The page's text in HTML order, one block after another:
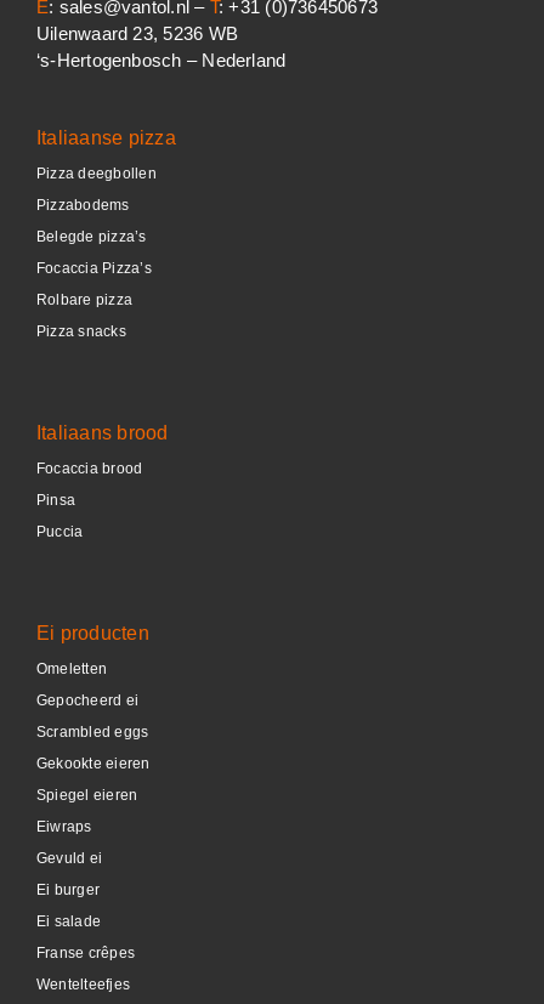
Italiaanse pizza
Pizza deegbollen
Pizzabodems
Belegde pizza’s
Focaccia Pizza’s
Rolbare pizza
Pizza snacks
Italiaans brood
Focaccia brood
Pinsa
Puccia
Ei producten
Omeletten
Gepocheerd ei
Scrambled eggs
Gekookte eieren
Spiegel eieren
Eiwraps
Gevuld ei
Ei burger
Ei salade
Franse crêpes
Wentelteefjes
E: sales@vantol.nl – T: +31 (0)736450673
Uilenwaard 23, 5236 WB
‘s-Hertogenbosch – Nederland